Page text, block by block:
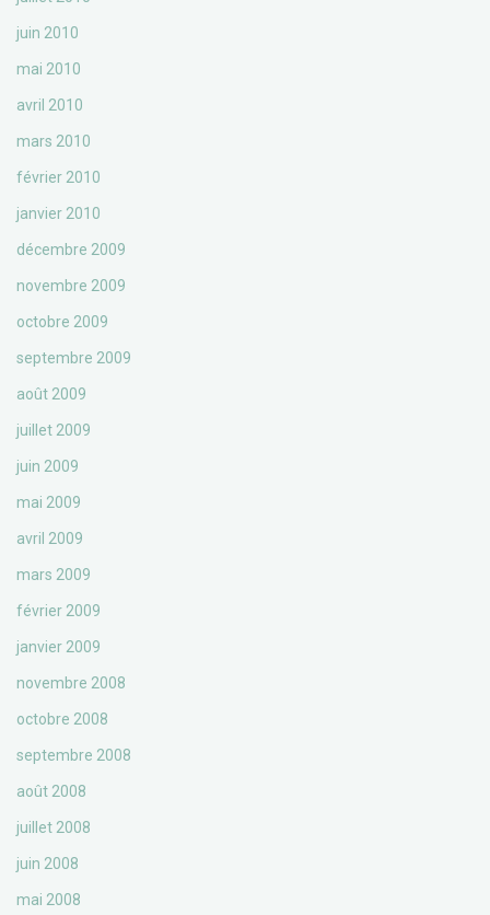
juin 2010
mai 2010
avril 2010
mars 2010
février 2010
janvier 2010
décembre 2009
novembre 2009
octobre 2009
septembre 2009
août 2009
juillet 2009
juin 2009
mai 2009
avril 2009
mars 2009
février 2009
janvier 2009
novembre 2008
octobre 2008
septembre 2008
août 2008
juillet 2008
juin 2008
mai 2008